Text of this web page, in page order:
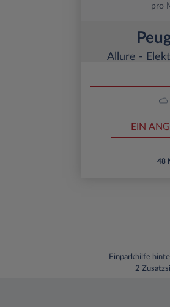
pro
Allure -
EIN
48
Einparkhilfe
2